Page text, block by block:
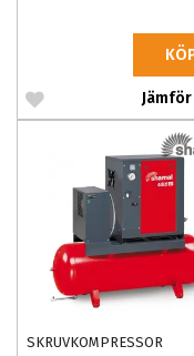
Jämför
SKRUVKOMPRESSOR